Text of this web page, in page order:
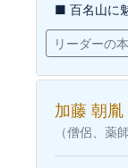
■ 百名山に
リーダーの
加藤 朝胤
（僧侶、薬